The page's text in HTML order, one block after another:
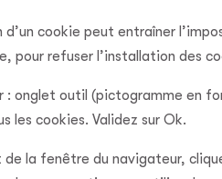
d’un cookie peut entraîner
pour refuser l’installation des
: onglet outil (pictogramme en
les cookies. Validez sur Ok.
la fenêtre du navigateur,